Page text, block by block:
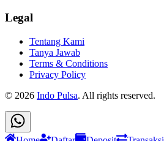
Legal
Tentang Kami
Tanya Jawab
Terms & Conditions
Privacy Policy
© 2026 Indo Pulsa. All rights reserved.